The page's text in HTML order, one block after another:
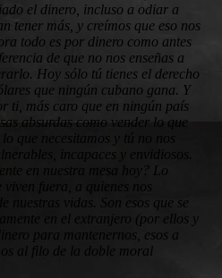
el dinero, incluso a odiar a
tener más, y creímos que eso nos
todo es por dinero como antes
de que no nos enseñas a
Hoy sólo tú tienes el derecho
que ningún cubano gana. Y
ti, más caro que en ningún país
absurdas como vender lo que
que necesitamos y tú no nos
incapaces y envidiosos.
en nuestra mesa hoy? Lo
viven fuera, a quienes nos
nuestras vidas. Son esos que se
en el extranjero (por ellos y
para mantenernos, esos a
al filo de la doble moral